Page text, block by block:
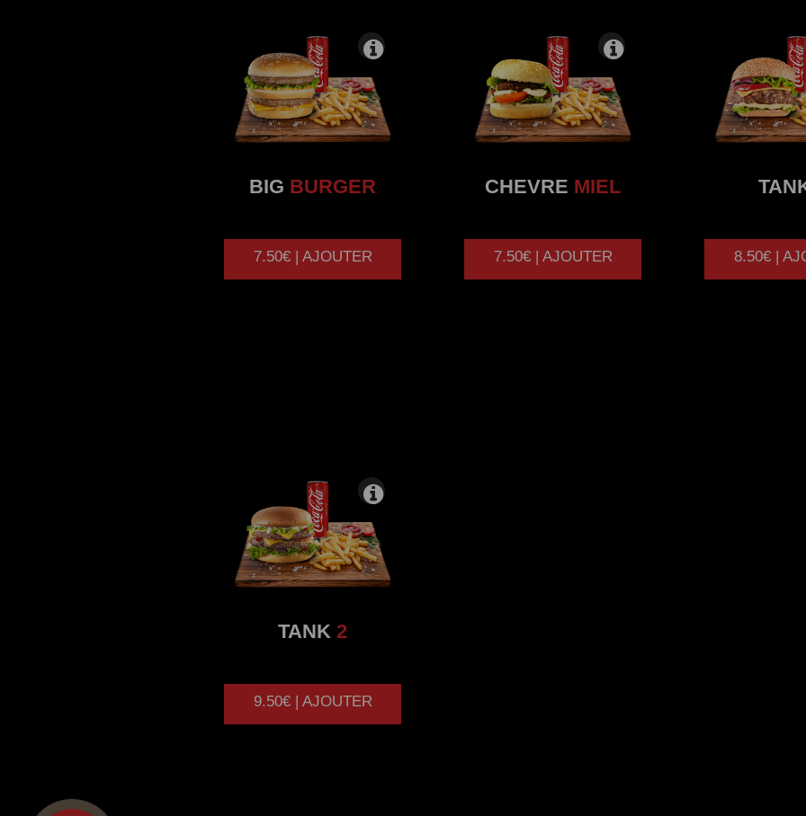
BIG BURGER
7.50€ | AJOUTER
CHEVRE MIEL
7.50€ | AJOUTER 8.50€ |
TANK 2
9.50€ | AJOUTER